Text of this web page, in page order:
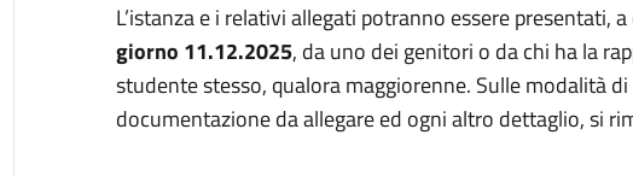
L’istanza e i relativi allegati potranno essere presentati,
giorno 11.12.2025, da uno dei genitori o da chi ha la
studente stesso, qualora maggiorenne. Sulle modalità
documentazione da allegare ed ogni altro dettaglio, si